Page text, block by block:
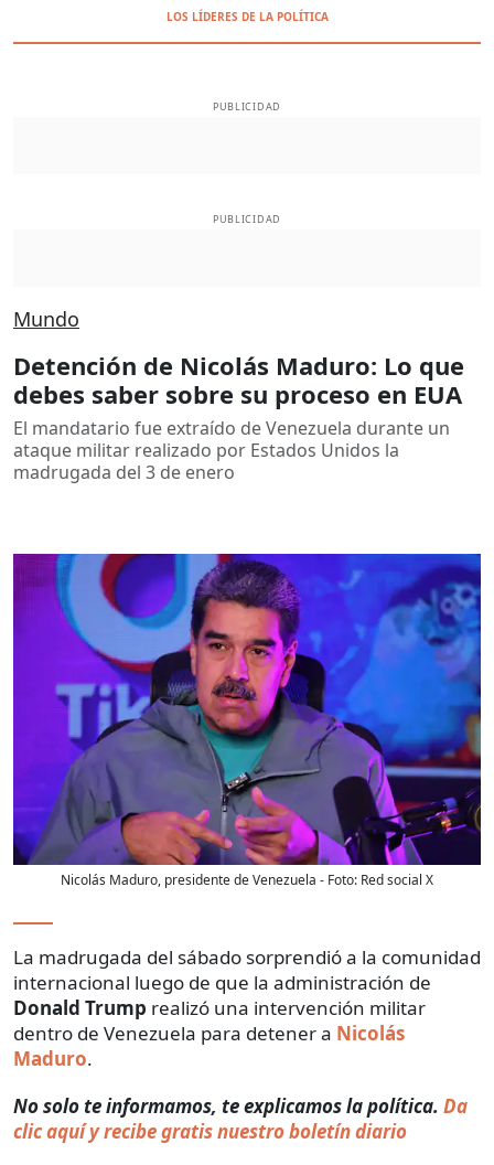
LOS LÍDERES DE LA POLÍTICA
PUBLICIDAD
PUBLICIDAD
Mundo
Detención de Nicolás Maduro: Lo que
debes saber sobre su proceso en EUA
El mandatario fue extraído de Venezuela durante un
ataque militar realizado por Estados Unidos la
madrugada del 3 de enero
Nicolás Maduro, presidente de Venezuela - Foto: Red social X
La madrugada del sábado sorprendió a la comunidad
internacional luego de que la administración de
Donald Trump realizó una intervención militar
dentro de Venezuela para detener a Nicolás
Maduro.
No solo te informamos, te explicamos la política. Da
clic aquí y recibe gratis nuestro boletín diario